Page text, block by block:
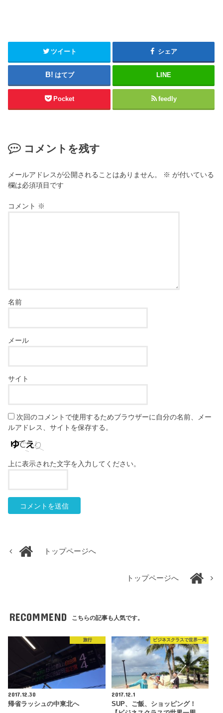
ツイート シェア
はてブ LINE
Pocket feedly
コメントを残す
メールアドレスが公開されることはありません。 ※ が付いている
欄は必須項目です
コメント ※
名前
メール
サイト
次回のコメントで使用するためブラウザーに自分の名前、メー
ルアドレス、サイトを保存する。
上に表示された文字を入力してください。
トップページへ
トップページへ
RECOMMEND こちらの記事も人気です。
旅行
2017.12.30
帰省ラッシュの中東北へ
ビジネスクラスで世界一周
2017.12.1
SUP、ご飯、ショッピング！